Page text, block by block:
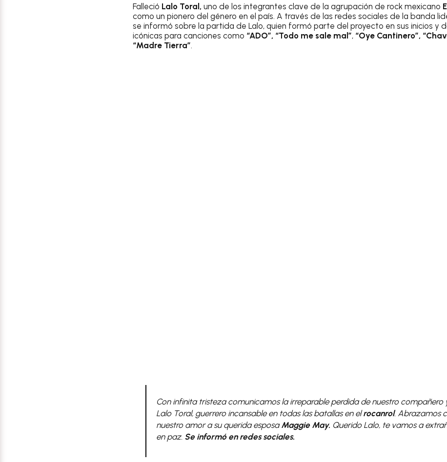
Falleció Lalo Toral, uno de los integrantes clave de la agrupación de rock mexicano
como un pionero del género en el país. A través de las redes sociales de la banda
se informó sobre la partida de Lalo, quien formó parte del proyecto en sus inicios y
icónicas para canciones como “ADO”, “Todo me sale mal”, “Oye Cantinero”,
“Madre Tierra”.
Con infinita tristeza comunicamos la irreparable perdida de nuestro compañero
Lalo Toral, guerrero incansable en todas las batallas en elrocanrol. Abrazamos
nuestro amor a su querida esposaMaggie May. Querido Lalo, te vamos a
en paz. Se informó en redes sociales.